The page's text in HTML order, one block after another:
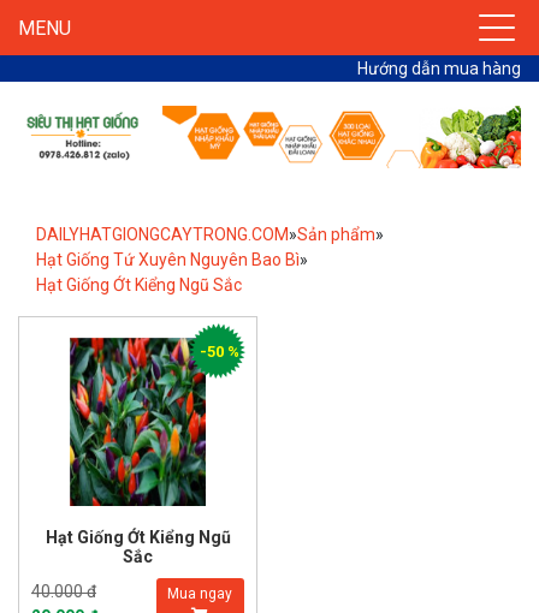
MENU
Hướng dẫn mua hàng
DAILYHATGIONGCAYTRONG.COM»Sản phẩm»
Hạt Giống Tứ Xuyên Nguyên Bao Bì»
Hạt Giống Ớt Kiểng Ngũ Sắc
Hạt Giống Ớt Kiểng Ngũ
Sắc
40.000 đ
Mua ngay
-50 %